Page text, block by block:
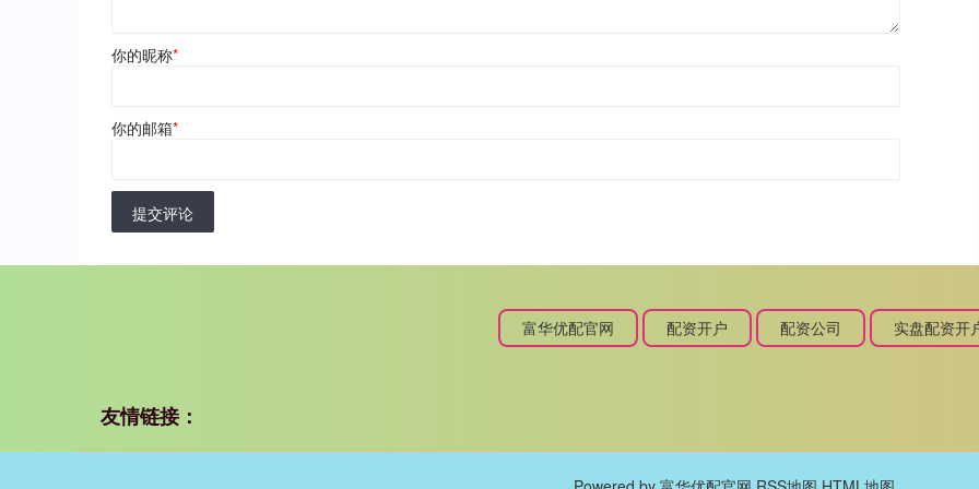
你的昵称*
你的邮箱*
提交评论
富华优配官网 配资开户 配资公司 实盘配资开
友情链接：